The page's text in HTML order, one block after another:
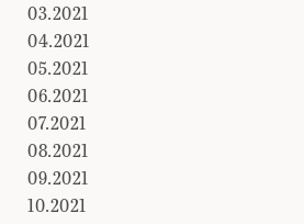
03.2021
04.2021
05.2021
06.2021
07.2021
08.2021
09.2021
10.2021